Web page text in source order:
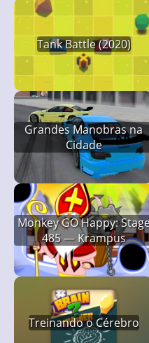
Tank Battle (2020)
Grandes Manobras na
Cidade
Monkey GO Happy:
485 — Krampus
Treinando o Cérebro